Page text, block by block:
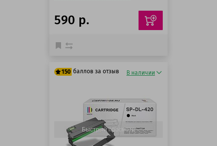
590 р.
150 баллов за отзыв
125 баллов
150 баллов
В наличии
Быстрый просмотр